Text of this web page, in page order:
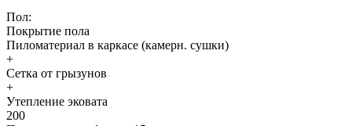
Пол:
Покрытие пола
Пиломатериал в каркасе (камерн. сушки)
+
Сетка от грызунов
+
Утепление эковата
200